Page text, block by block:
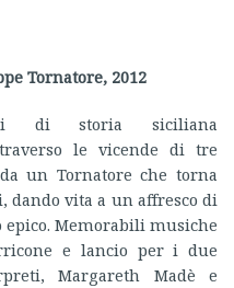
Tornatore, 2012
di storia siciliana
le vicende di tre
un Tornatore che torna
dando vita a un affresco di
Memorabili musiche
e lancio per i due
Margareth Madè e